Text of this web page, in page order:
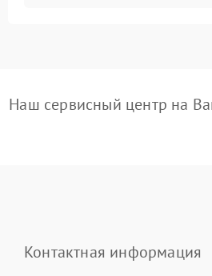
Наш сервисный центр на
Контактная информация